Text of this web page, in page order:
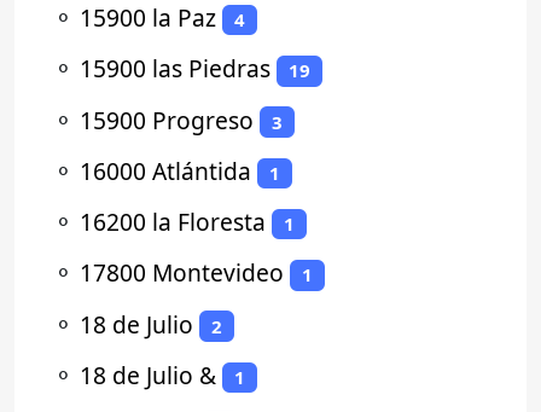
⚬ 15900 la Paz 4
⚬ 15900 las Piedras 19
⚬ 15900 Progreso 3
⚬ 16000 Atlántida 1
⚬ 16200 la Floresta 1
⚬ 17800 Montevideo 1
⚬ 18 de Julio 2
⚬ 18 de Julio & 1